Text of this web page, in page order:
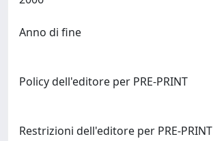
Anno di fine
Policy dell'editore per PRE-PRINT
Restrizioni dell'editore per PRE-PRINT